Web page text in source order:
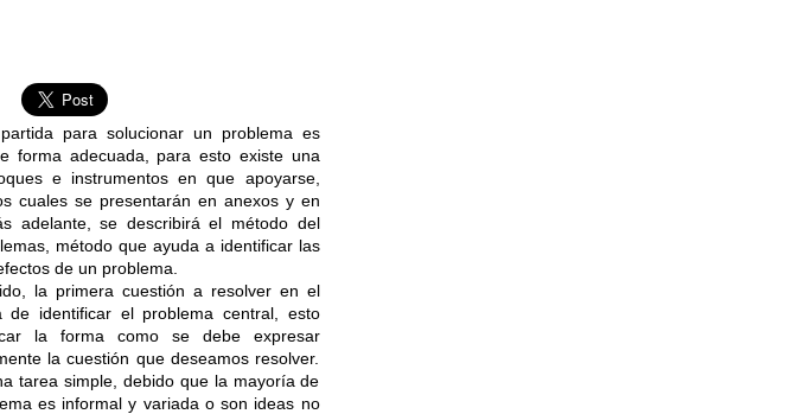
para solucionar un problema es
forma adecuada, para esto existe una
e instrumentos en que apoyarse,
cuales se presentarán en anexos y en
adelante, se describirá el método del
método que ayuda a identificar las
de un problema.
la primera cuestión a resolver en el
de identificar el problema central, esto
la forma como se debe expresar
la cuestión que deseamos resolver.
tarea simple, debido que la mayoría de
es informal y variada o son ideas no